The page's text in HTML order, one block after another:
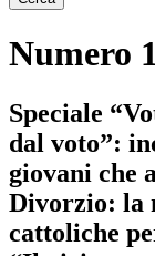
Numero
Speciale
dal voto”:
giovani che
Divorzio: la
cattoliche